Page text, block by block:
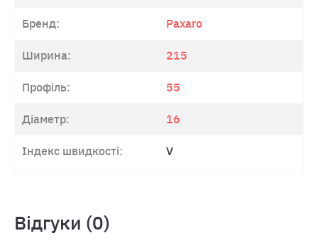
Бренд: Paxaro
Ширина: 215
Профіль: 55
Діаметр: 16
Індекс швидкості: V
Відгуки (0)